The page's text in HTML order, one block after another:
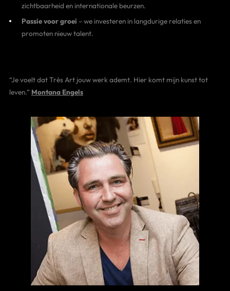
zichtbaarheid en internationale beurzen.
Passie voor groei – we investeren in langdurige relaties en
promoten nieuw talent.
“Je voelt dat Très Art jouw werk ademt. Hier komt mijn kunst tot
leven.” Montana Engels